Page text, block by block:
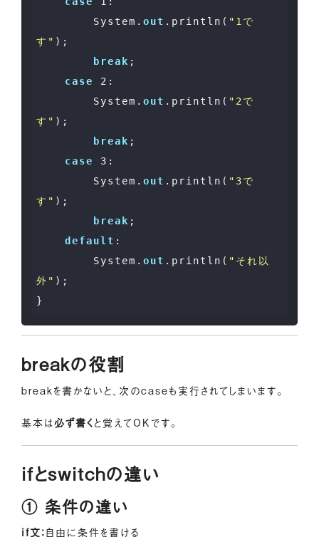
        System.
out .println( "1で
す" );
break ;
case
2 :
        System.
out .println( "2で
す" );
break ;
case
3 :
        System.
out .println( "3で
す" );
break ;
default :
        System.
out .println( "それ以
外" );
breakの役割
breakを書かないと、次のcaseも実行されてしまいます。
基本は必ず書くと覚えてOKです。
ifとswitchの違い
① 条件の違い
if文：自由に条件を書ける